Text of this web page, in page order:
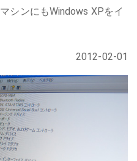
シンにもWindows XPをイ
2012-02-01